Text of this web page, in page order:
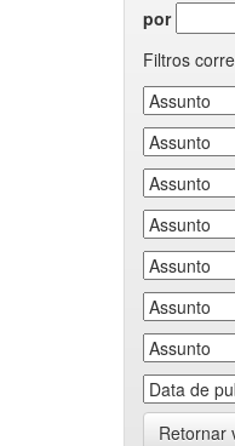
por
Filtros
Retornar